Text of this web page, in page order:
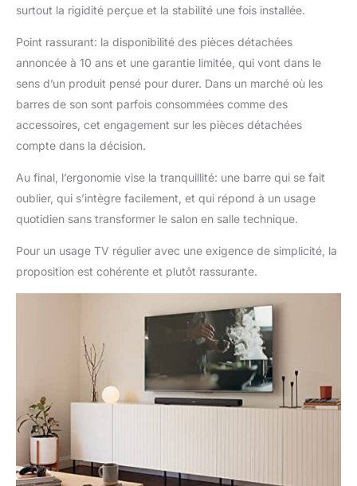
surtout la rigidité perçue et la stabilité une fois installée.
Point rassurant: la disponibilité des pièces détachées
annoncée à 10 ans et une garantie limitée, qui vont dans le
sens d’un produit pensé pour durer. Dans un marché où les
barres de son sont parfois consommées comme des
accessoires, cet engagement sur les pièces détachées
compte dans la décision.
Au final, l’ergonomie vise la tranquillité: une barre qui se fait
oublier, qui s’intègre facilement, et qui répond à un usage
quotidien sans transformer le salon en salle technique.
Pour un usage TV régulier avec une exigence de simplicité, la
proposition est cohérente et plutôt rassurante.